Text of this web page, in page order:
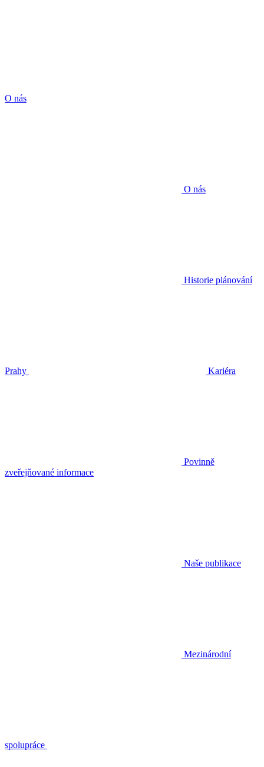
O nás
O nás
Historie plánování
Prahy Kariéra
Povinně
zveřejňované informace
Naše publikace
Mezinárodní
spolupráce